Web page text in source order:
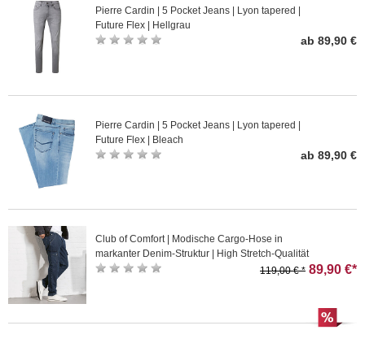
Pierre Cardin | 5 Pocket Jeans | Lyon tapered |
Future Flex | Hellgrau
ab 89,90 €
Pierre Cardin | 5 Pocket Jeans | Lyon tapered |
Future Flex | Bleach
ab 89,90 €
Club of Comfort | Modische Cargo-Hose in
markanter Denim-Struktur | High Stretch-Qualität
119,00 € * 89,90 €*